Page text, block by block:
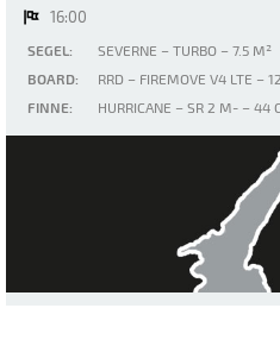
16:00
SEGEL:
SEVERNE – TURBO – 7.5 M²
BOARD:
RRD – FIREMOVE V4 LTE –
FINNE:
HURRICANE – SR 2 M- – 44